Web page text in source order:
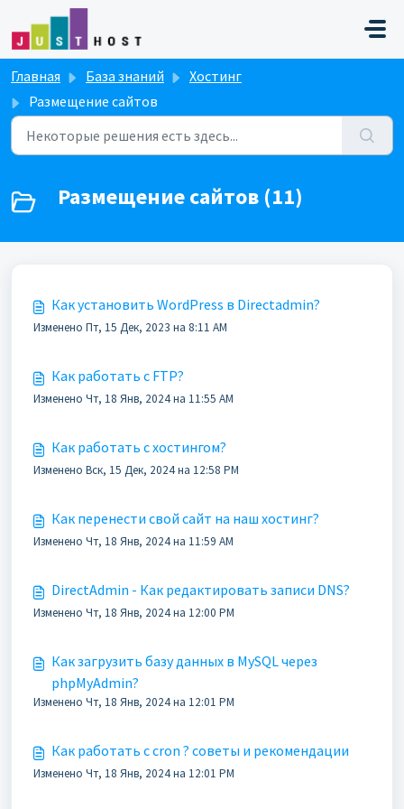
Переход к главному содержимому
Главная База знаний
Хостинг
Размещение сайтов
Размещение сайтов (11)
Как установить WordPress в Directadmin?
Изменено Пт, 15 Дек, 2023 на 8:11 AM
Как работать с FTP?
Изменено Чт, 18 Янв, 2024 на 11:55 AM
Как работать с хостингом?
Изменено Вск, 15 Дек, 2024 на 12:58 PM
Как перенести свой сайт на наш хостинг?
Изменено Чт, 18 Янв, 2024 на 11:59 AM
DirectAdmin - Как редактировать записи DNS?
Изменено Чт, 18 Янв, 2024 на 12:00 PM
Как загрузить базу данных в MySQL через
phpMyAdmin?
Изменено Чт, 18 Янв, 2024 на 12:01 PM
Как работать с cron ? советы и рекомендации
Изменено Чт, 18 Янв, 2024 на 12:01 PM